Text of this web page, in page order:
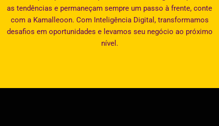
as tendências e permaneçam sempre um passo à frente, conte
com a Kamalleoon. Com Inteligência Digital, transformamos
desafios em oportunidades e levamos seu negócio ao próximo
nível.